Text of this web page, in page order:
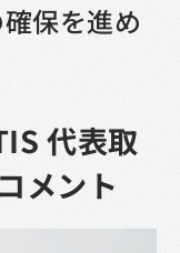
保を進め
代表取
メント